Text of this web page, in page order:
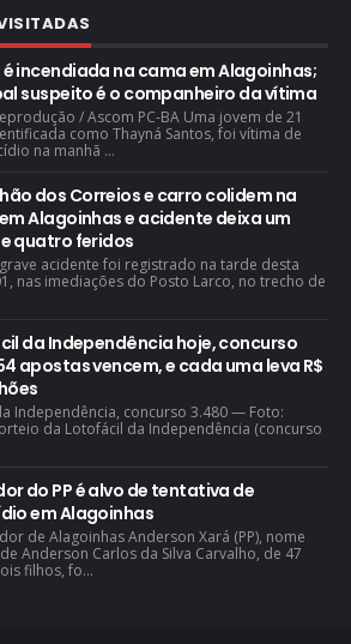
é incendiada na cama em Alagoinhas;
suspeito é o companheiro da vítima
/ Ascom PC-BA Uma jovem de 21
como Thayná Santos, foi vítima de
na manhã ...
dos Correios e carro colidem na
em Alagoinhas e acidente deixa um
quatro feridos
acidente foi registrado na tarde desta
nas imediações do Posto Larco, no trecho de
da Independência hoje, concurso
apostas vencem, e cada uma leva R$
Independência, concurso 3.480 — Foto:
da Lotofácil da Independência (concurso
do PP é alvo de tentativa de
em Alagoinhas
de Alagoinhas Anderson Xará (PP), nome
Anderson Carlos da Silva Carvalho, de 47
filhos, fo...